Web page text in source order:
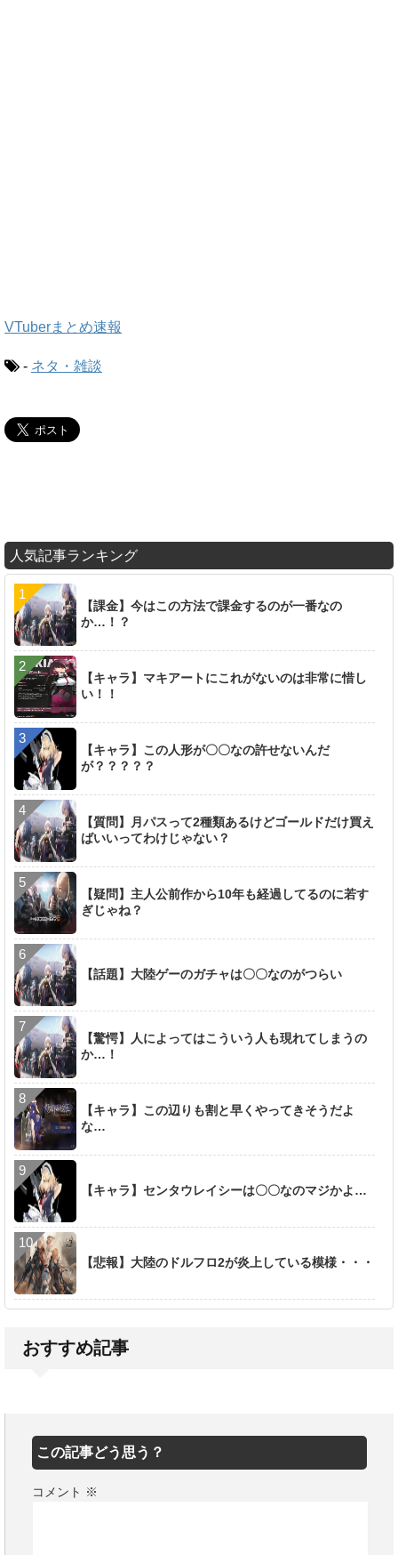
VTuberまとめ速報
- ネタ・雑談
人気記事ランキング
【課金】今はこの方法で課金するのが一番なの
か…！？
【キャラ】マキアートにこれがないのは非常に惜し
い！！
【キャラ】この人形が〇〇なの許せないんだ
が？？？？？
【質問】月パスって2種類あるけどゴールドだけ買え
ばいいってわけじゃない？
【疑問】主人公前作から10年も経過してるのに若す
ぎじゃね？
【話題】大陸ゲーのガチャは〇〇なのがつらい
【驚愕】人によってはこういう人も現れてしまうの
か…！
【キャラ】この辺りも割と早くやってきそうだよ
な…
【キャラ】センタウレイシーは〇〇なのマジかよ…
【悲報】大陸のドルフロ2が炎上している模様・・・
おすすめ記事
この記事どう思う？
コメント ※